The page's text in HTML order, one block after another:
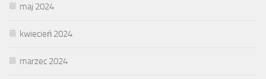
maj 2024
kwiecień 2024
marzec 2024